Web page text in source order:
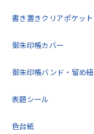
書き置きクリアポケット
御朱印帳カバー
御朱印帳バンド・留め紐
表題シール
色台紙